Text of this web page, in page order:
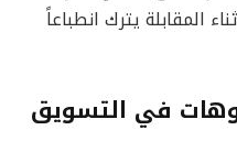
المقابلة يترك انطباعاً
في التسويق